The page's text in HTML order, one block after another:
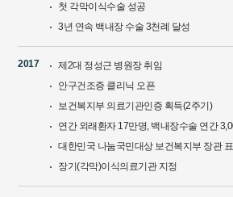
첫 각막이식수술 성공
3년 연속 백내장 수술 3천례 달성
2017
제2대 정성근 병원장 취임
안구건조증 클리닉 오픈
보건복지부 의료기관인증 획득(2주기)
연간 외래환자 17만명, 백내장수술 연간
대한민국 나눔국민대상 보건복지부 장관
장기(각막)이식의료기관 지정